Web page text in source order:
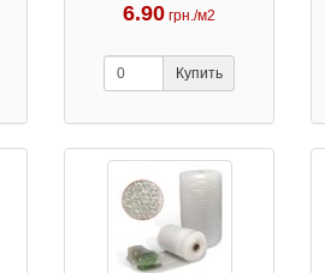
6.90 грн./м2
Купить